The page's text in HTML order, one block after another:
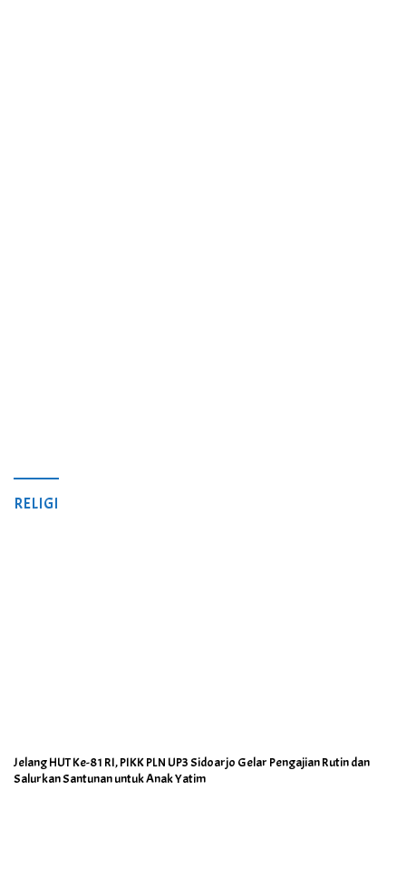
RELIGI
Jelang HUT Ke-81 RI, PIKK PLN UP3 Sidoarjo Gelar Pengajian Rutin dan
Salurkan Santunan untuk Anak Yatim